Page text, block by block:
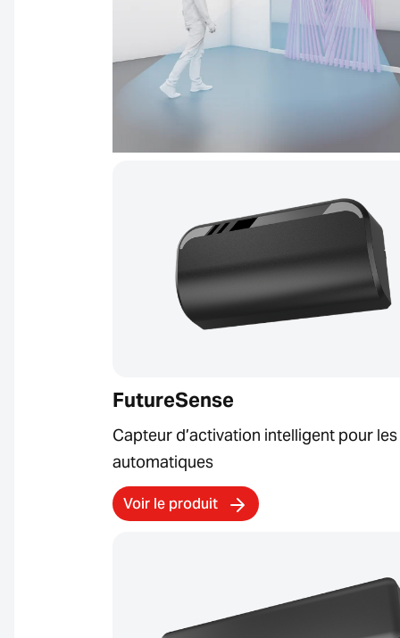
FutureSense
Capteur d’activation intelligent pour
automatiques
Voir le produit